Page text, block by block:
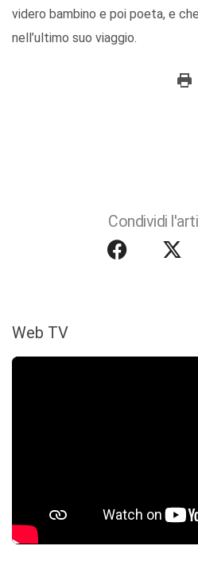
videro bambino e poi poeta, e
nell’ultimo suo viaggio.
Condividi
Web TV